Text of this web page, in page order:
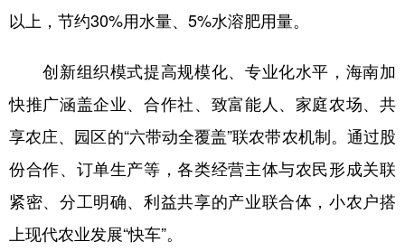
以上，节约30%用水量、5%水溶肥用量。
创新组织模式提高规模化、专业化水平，海南加
快推广涵盖企业、合作社、致富能人、家庭农场、共
享农庄、园区的“六带动全覆盖”联农带农机制。通过股
份合作、订单生产等，各类经营主体与农民形成关联
紧密、分工明确、利益共享的产业联合体，小农户搭
上现代农业发展“快车”。